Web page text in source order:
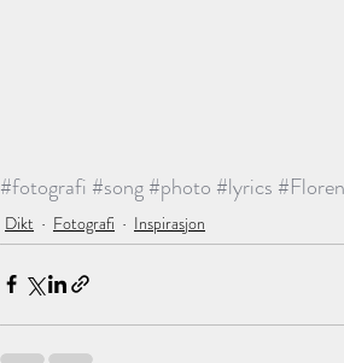
#fotografi #song#photo #lyrics
Dikt Fotografi Inspirasjon